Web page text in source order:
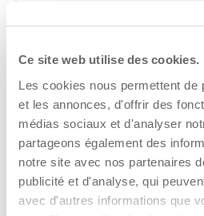
Ce site web utilise des cookies.
Les cookies nous permettent de
et les annonces, d'offrir des
médias sociaux et d'analyser
partageons également des
notre site avec nos partenaires
publicité et d'analyse, qui
avec d'autres informations que
Consulter le site Web